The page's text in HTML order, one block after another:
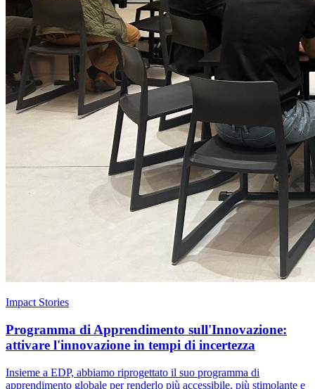
Impact Stories
Programma di Apprendimento sull'Innovazione:
attivare l'innovazione in tempi di incertezza
Insieme a EDP, abbiamo riprogettato il suo programma di
apprendimento globale per renderlo più accessibile, più stimolante e